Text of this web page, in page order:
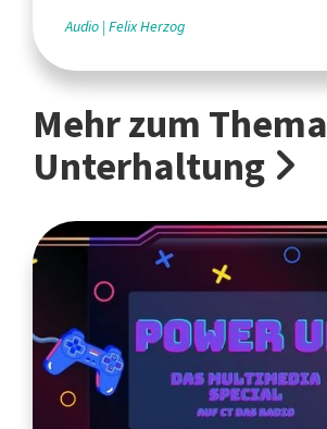
Audio Felix Herzog
Mehr zum Thema
Unterhaltung